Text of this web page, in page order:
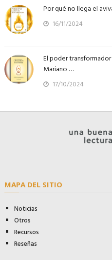
Por qué no llega el
16/11/2024
El poder
Mariano …
17/10/2024
MAPA DEL SITIO
Noticias
Otros
Recursos
Reseñas